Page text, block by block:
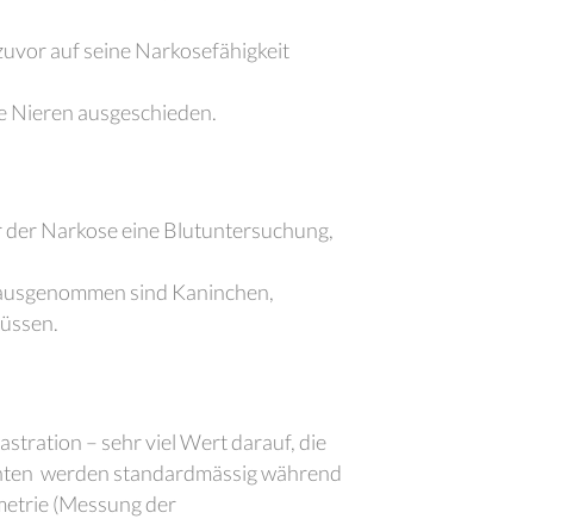
auf seine Narkosefähigkeit
Nieren ausgeschieden.
Narkose eine Blutuntersuchung,
sind Kaninchen,
– sehr viel Wert darauf, die
werden standardmässig während
(Messung der